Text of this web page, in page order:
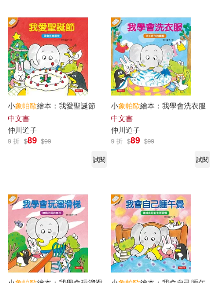
其他 (可複選)
價格
範圍
小象帕歐繪本：我愛聖誕節
中文書
仲川道子
9 折 $89 $99
試閱
小象帕歐繪本：我學會洗衣服
中文書
仲川道子
9 折 $89 $99
試閱